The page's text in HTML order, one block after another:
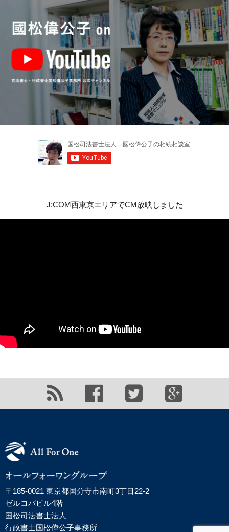
J:COM西東京エリアでCM放映しました
〒185-0021 東京都国分寺市南町3丁目22-2
ゼルコバビル4階
国松司法書士法人
行政書士国松偉公子事務所